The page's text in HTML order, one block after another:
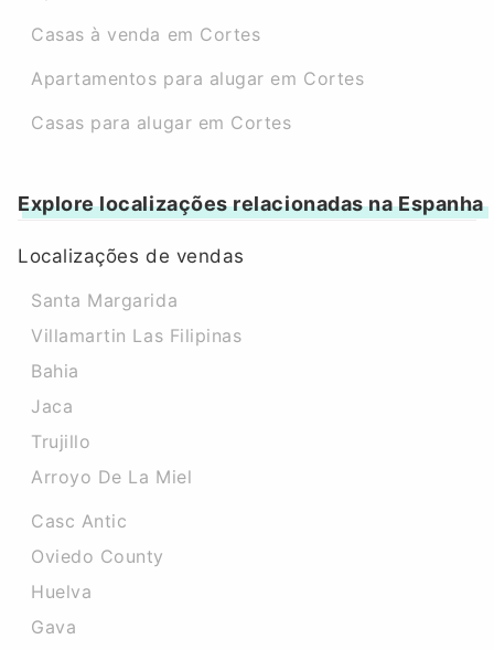
Casas à venda em Cortes
Apartamentos para alugar em Cortes
Casas para alugar em Cortes
Explore localizações relacionadas na Espanha
Localizações de vendas
Santa Margarida
Villamartin Las Filipinas
Bahia
Jaca
Trujillo
Arroyo De La Miel
Casc Antic
Oviedo County
Huelva
Gava